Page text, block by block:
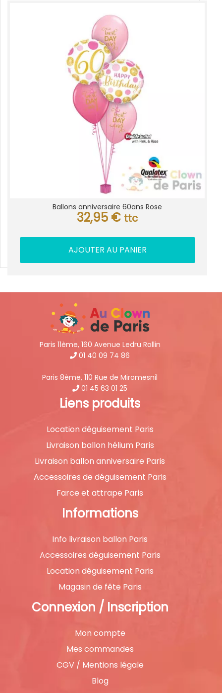
Ballons anniversaire 60ans Rose
32,95 € ttc
AJOUTER AU PANIER
Paris 11ème, 160 Avenue Ledru Rollin
01 40 09 74 86
Paris 8ème, 110 Rue de Miromesnil
01 45 63 01 25
Liens produits
Location déguisement Paris
Livraison ballon hélium Paris
Livraison ballon anniversaire Paris
Accessoires de déguisement Paris
Farce et attrape Paris
Informations
Info livraison ballon Paris
Accessoires déguisement Paris
Location déguisement Paris
Magasin de fête Paris
Connexion / Inscription
Mon compte
Mes commandes
CGV / Mentions légale
Blog